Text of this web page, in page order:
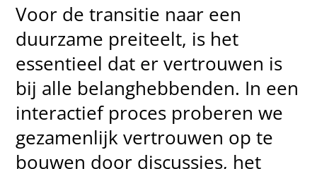
Voor de transitie naar een
duurzame preiteelt, is het
essentieel dat er vertrouwen is
bij alle belanghebbenden. In een
interactief proces proberen we
gezamenlijk vertrouwen op te
bouwen door discussies, het